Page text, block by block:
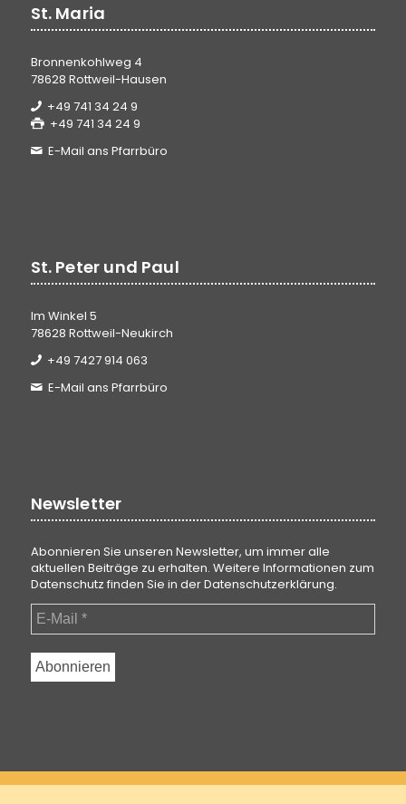
St. Maria
Bronnenkohlweg 4
78628 Rottweil-Hausen
+49 741 34 24 9
+49 741 34 24 9
E-Mail ans Pfarrbüro
St. Peter und Paul
Im Winkel 5
78628 Rottweil-Neukirch
+49 7427 914 063
E-Mail ans Pfarrbüro
Newsletter
Abonnieren Sie unseren Newsletter, um immer alle
aktuellen Beiträge zu erhalten. Weitere Informationen zum
Datenschutz finden Sie in derDatenschutzerklärung.